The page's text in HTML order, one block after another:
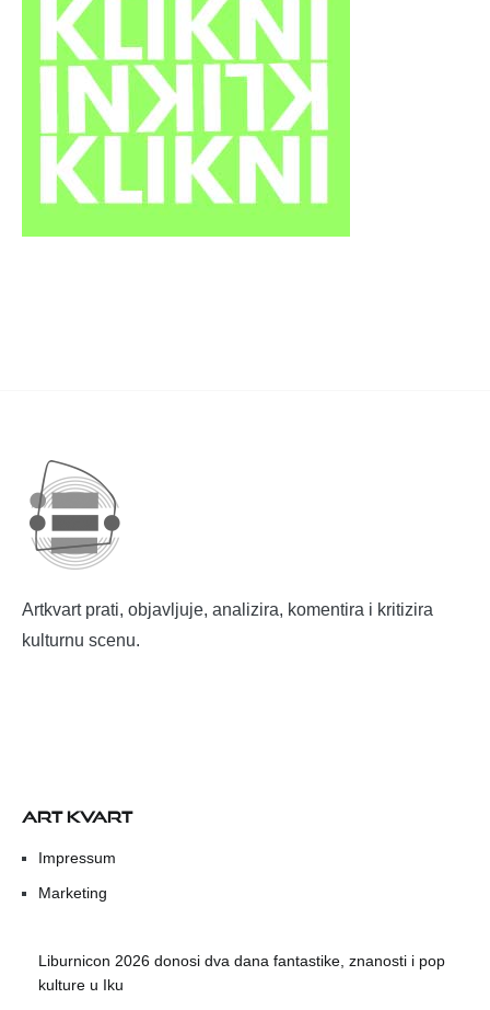
Artkvart prati, objavljuje, analizira, komentira i kritizira
kulturnu scenu.
ART KVART
Impressum
Marketing
Liburnicon 2026 donosi dva dana fantastike, znanosti i pop
kulture u Iku